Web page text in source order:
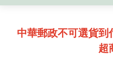
中華郵政不可選貨
超